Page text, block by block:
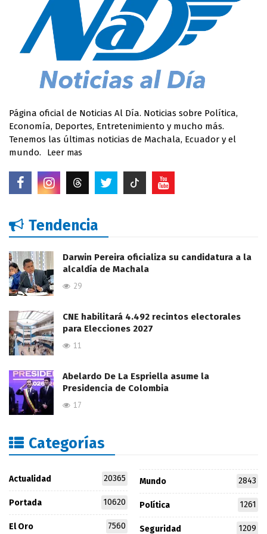
Página oficial de Noticias Al Día. Noticias sobre Política,
Economía, Deportes, Entretenimiento y mucho más.
Tenemos las últimas noticias de Machala, Ecuador y el
mundo.
Leer mas
Tendencia
Darwin Pereira oficializa su candidatura a la
alcaldía de Machala
29
CNE habilitará 4.492 recintos electorales
para Elecciones 2027
11
Abelardo De La Espriella asume la
Presidencia de Colombia
17
Categorías
Actualidad 20365
Portada 10620
El Oro 7560
Mundo 2843
Política 1261
Seguridad 1209